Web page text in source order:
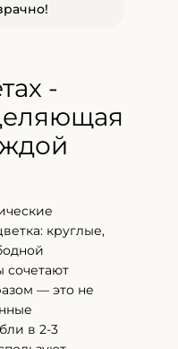
-
круглые,
сочетают
— это не
в 2-3